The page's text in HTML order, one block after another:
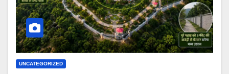
UNCATEGORIZED